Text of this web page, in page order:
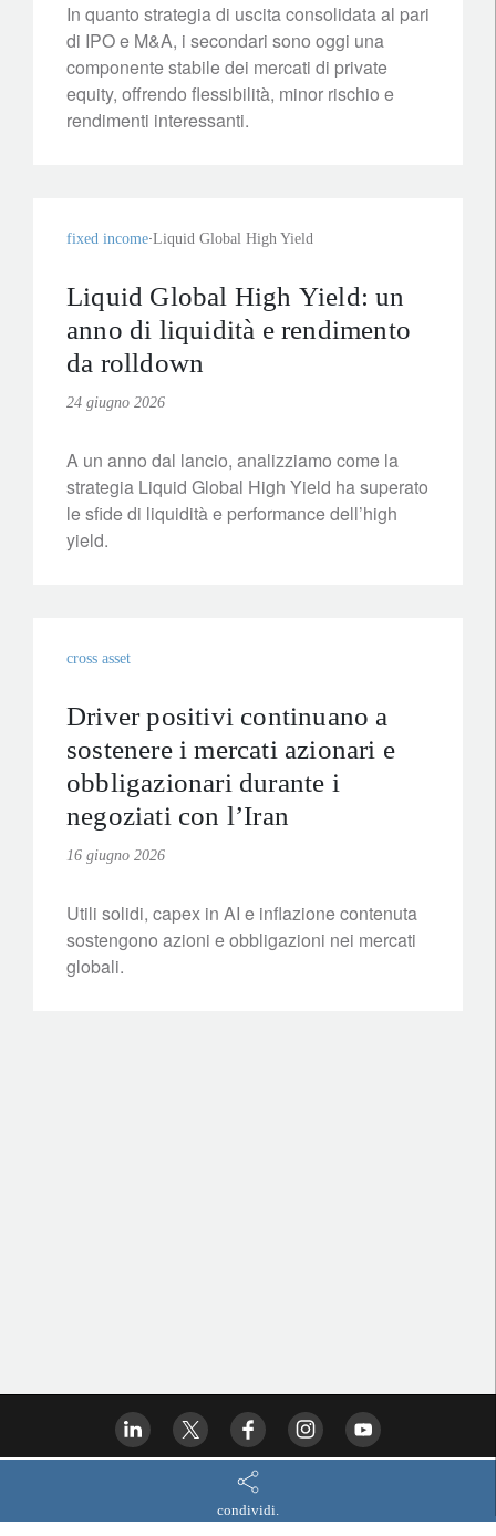
In quanto strategia di uscita consolidata al pari
di IPO e M&A, i secondari sono oggi una
componente stabile dei mercati di private
equity, offrendo flessibilità, minor rischio e
rendimenti interessanti.
fixed income Liquid Global High Yield
Liquid Global High Yield: un
anno di liquidità e rendimento
da rolldown
24 giugno 2026
A un anno dal lancio, analizziamo come la
strategia Liquid Global High Yield ha superato
le sfide di liquidità e performance dell’high
yield.
cross asset
Driver positivi continuano a
sostenere i mercati azionari e
obbligazionari durante i
negoziati con l’Iran
16 giugno 2026
Utili solidi, capex in AI e inflazione contenuta
sostengono azioni e obbligazioni nei mercati
globali.
condividi.